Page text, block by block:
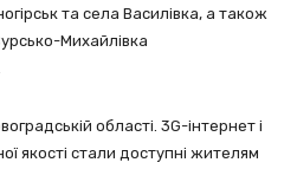
та села Василівка, а також
Михайлівка
області. 3G-інтернет і
якості стали доступні жителям